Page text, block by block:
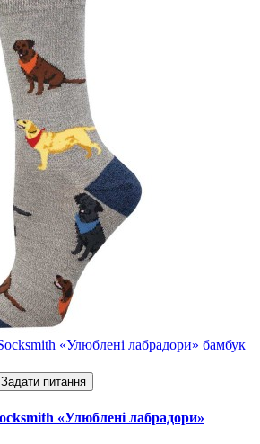
Задати питання
«Улюблені лабрадори»